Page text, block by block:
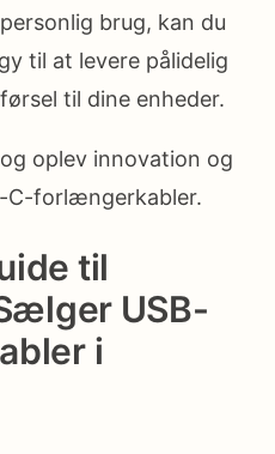
brug, kan du
til at levere pålidelig
til dine enheder.
oplev innovation og
C-forlængerkabler.
til
USB-
i